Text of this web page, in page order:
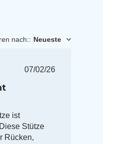
nach:: Neueste
07/02/26
ist
Stütze
Rücken,